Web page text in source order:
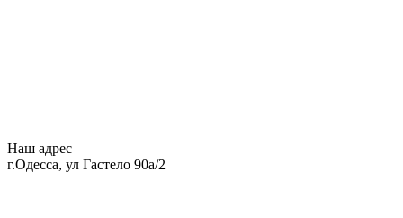
Наш адрес
г.Одесса, ул Гастело 90а/2